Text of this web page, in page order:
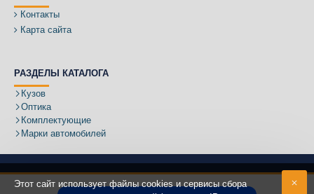
Контакты
Карта сайта
РАЗДЕЛЫ КАТАЛОГА
Кузов
Оптика
Комплектующие
Марки автомобилей
Этот сайт использует файлы cookies и сервисы сбора